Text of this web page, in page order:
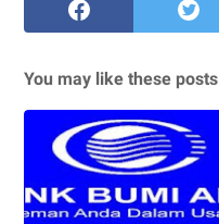
You may like these posts